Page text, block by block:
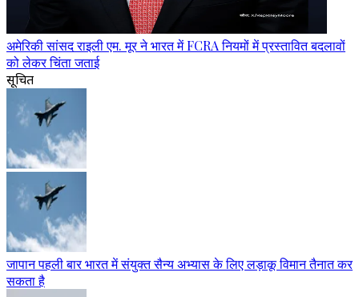
अमेरिकी सांसद राइली एम. मूर ने भारत में FCRA नियमों में प्रस्तावित बदलावों
को लेकर चिंता जताई
सूचित
जापान पहली बार भारत में संयुक्त सैन्य अभ्यास के लिए लड़ाकू विमान तैनात कर
सकता है